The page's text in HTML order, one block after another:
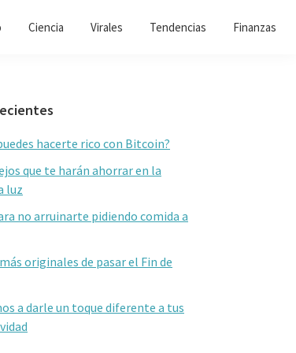
Ciencia Virales Tendencias Finanzas
hacerte rico con Bitcoin?
que te harán ahorrar en la
luz
no arruinarte pidiendo comida a
originales de pasar el Fin de
a darle un toque diferente a tus